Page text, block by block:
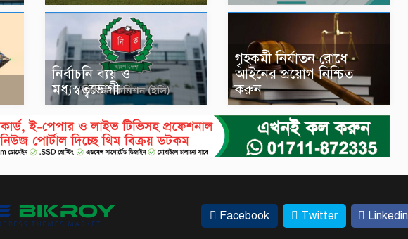
নির্বাচনি ব্যয় ও
মধ্যস্বত্বভোগী
গৃহকর্মী নির্যাতন রোধে
আইনের প্রয়োগ নিশ্চিত
করুন
Facebook Twitter Linkedin